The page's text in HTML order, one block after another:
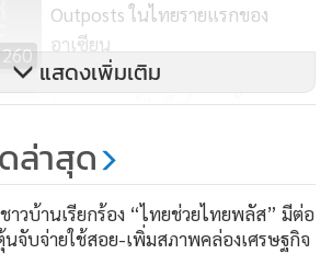
260
Outposts ในไทยรายแรกของ
อาเซียน
158
“เศรษฐพงค์” เชียร์ รบ.เน้น
ระดับโครงสร้างพื้นฐาน-
โทรคมนาคม
แสดงเพิ่มเติม
ล่าสุด
าวบ้านเรียกร้อง “ไทยช่วยไทยพลัส” มีต่อ
นจับจ่ายใช้สอย-เพิ่มสภาพคล่องเศรษฐกิจ